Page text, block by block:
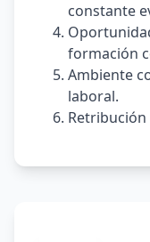
constante
formación
Ambiente
laboral.
Retribución